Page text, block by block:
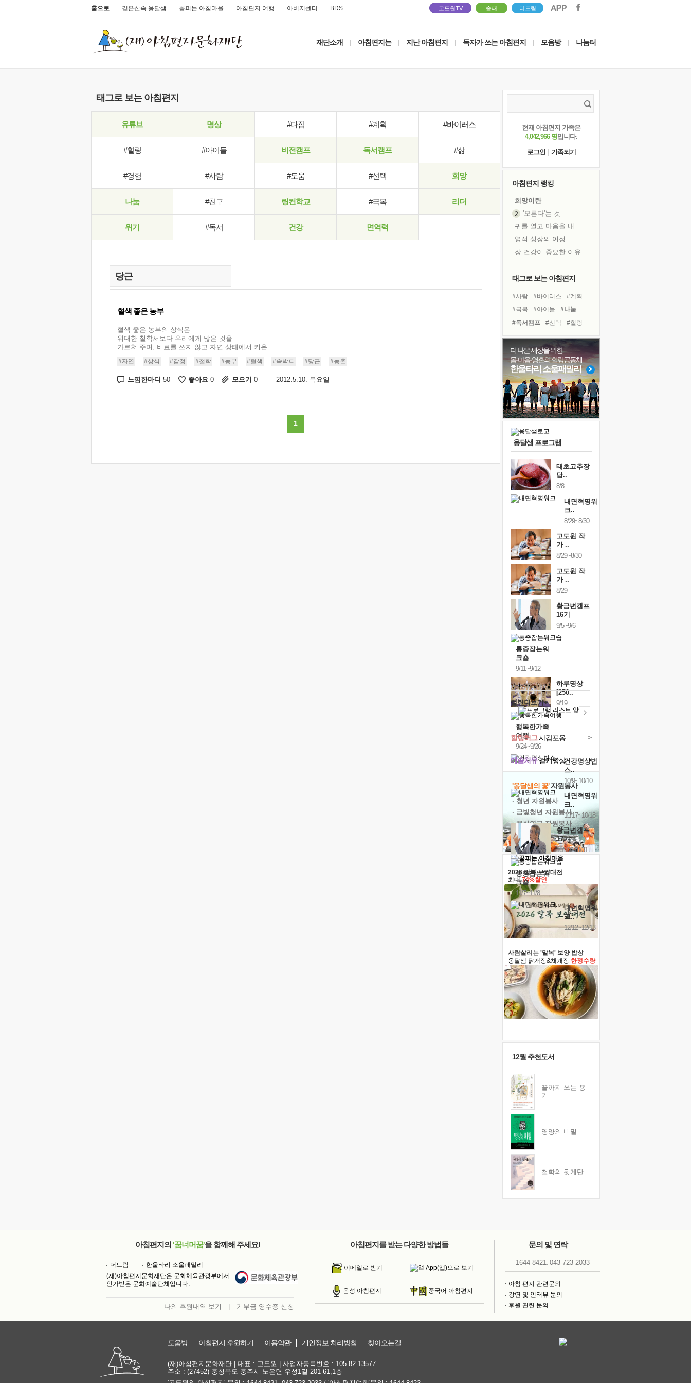
홈으로 깊은산속 옹달샘 꽃피는 아침마을 아침편지 여행 아버지센터 BDS 고도원TV 솔패 더드림
재단소개 아침편지는 지난 아침편지 독자가 쓰는 아침편지 모음방 나눔터
태그로 보는 아침편지
유튜브 명상 #다짐 #계획 #바이러스
#힐링 #아이들 비전캠프 독서캠프 #삶
#경험 #사람 #도움 #선택 희망
나눔 #친구 링컨학교 #극복 리더
위기 #독서 건강 면역력
혈색 좋은 농부
혈색 좋은 농부의 상식은
위대한 철학서보다 우리에게 많은 것을
가르쳐 주며, 비료를 쓰지 않고 자연 상태에서 키운 ...
#자연 #상식 #감정 #철학 #농부 #혈색 #속박ㄷ #당근 #농촌
느낌한마디 50 좋아요 0 모으기 0 2012.5.10. 목요일
1
현재 아침편지 가족은
4,042,966 명입니다.
로그인
가족되기
아침편지 랭킹
희망이란
'모른다'는 것
귀를 열고 마음을 내어주고
영적 성장의 여정
장 건강이 중요한 이유
흙이 된 몸으로 출근하는 여자
꿈이 실제가 되는 것
'말 타는 법'을 먼저
졸업식 사진을 보며
아픈 아버지를 위한 공간 설계
극심한 변비, 어깨결림, 수면 장애
보고 싶은 어머니
유년 시절의 부산 영도 바다
못된 꼰대들
거울 속의 나
태그로 보는 아침편지
#사람 #바이러스
#계획
#극복
#아이들
#나눔
#독서캠프
#선택
#힐링
#면역력
#희망
#위기
#경험
#리더
#비전캠프
#건강
#명상 #도움
#삶
#독서
#친구 #유튜브
더 나은 세상을 위한
몸·마음·영혼의 힐링공동체
한울타리 소울패밀리
옹달샘 프로그램
태초고추장
담..
8/8
내면혁명워
크..
8/29~8/30
고도원 작
가 ..
8/29~8/30
고도원 작
가 ..
8/29
황금변캠프
16기
9/5~9/6
통증잡는워
크숍
9/11~9/12
하루명상
[250..
9/19
행복한가족
여행
9/24~9/26
건강명상법
스..
10/9~10/10
내면혁명워
크..
10/17~10/18
황금변캠프
17기
10/30~10/31
통증잡는워
크숍
11/7~11/8
내면혁명워
크..
12/12~12/13
캘린더보기+
예술치유걷기명상 >
힐링허그사감포옹 >
'옹달샘의 꽃'자원봉사
· 청년 자원봉사
· 금빛청년 자원봉사
· 음식연구 자원봉사
2026 말복 보양대전
최대74%할인
사람살리는 '말복' 보양 밥상
옹달샘 닭개장&채개장 한정수량
12월 추천도서
끝까지 쓰는 용
기
영양의 비밀
철학의 뒷계단
아침편지의 '꿈너머꿈'을 함께해 주세요!
더드림
한울타리 소울패밀리
(재)아침편지문화재단은 문화체육관광부에서
인가받은 문화예술단체입니다.
나의 후원내역 보기 기부금 영수증 신청
아침편지를 받는 다양한 방법들
이메일로 받기 App(앱)으로 보기
음성 아침편지 중국어 아침편지
문의 및 연락
1644-8421, 043-723-2033
아침 편지 관련문의
강연 및 인터뷰 문의
후원 관련 문의
도움방 아침편지 후원하기 이용약관 개인정보 처리방침 찾아오는길
(재)아침편지문화재단 | 대표 : 고도원 | 사업자등록번호 : 105-82-13577
주소 : (27452) 충청북도 충주시 노은면 우성1길 201-61,1층